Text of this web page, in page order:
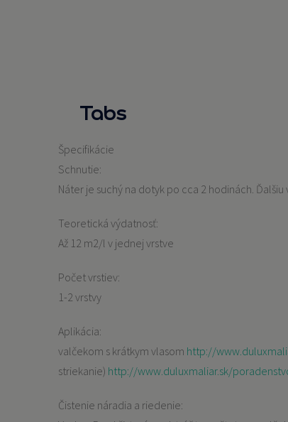
Tabs
Špecifikácie
Schnutie:
Náter je suchý na dotyk po cca 2 hodinách.
Teoretická výdatnosť:
Až 12 m2/l v jednej vrstve
Počet vrstiev:
1-2 vrstvy
Aplikácia:
valčekom s krátkym vlasom http://
striekanie) http://www.duluxmaliar.sk/
Čistenie náradia a riedenie: